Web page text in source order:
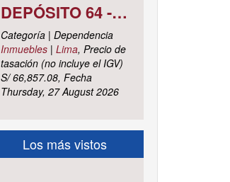
DEPÓSITO 64 - SÓTANO 7 AVENIDA CIRCUNVALACIÓN DEL CLUB GOLF LOS INCAS N° 152 URBANIZACIÓN LOTIZACIÓN CLUB GOLF LOS INCAS DISTRITO SANTIAGO DE SURCO, PROVINCIA Y DEPARTAMENTO DE LIMA
Categoría | Dependencia
Inmuebles| Lima, Precio de
tasación (no incluye el IGV)
S/ 66,857.08, Fecha
Thursday, 27 August 2026
Los más vistos